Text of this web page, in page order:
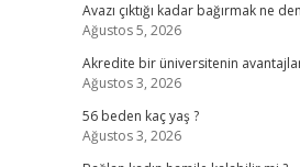
Avazı çıktığı kadar bağırmak ne
Ağustos 5, 2026
Akredite bir üniversitenin
Ağustos 3, 2026
56 beden kaç yaş ?
Ağustos 3, 2026